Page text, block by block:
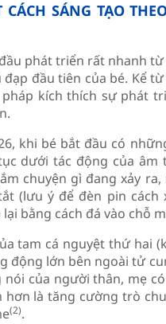
SÁNG TẠO
phát triển rất nhanh
đầu tiên của bé. Kể
kích thích sự phát
khi bé bắt đầu có
dưới tác động của
chuyện gì đang xảy
(lưu ý để đèn pin cách
bằng cách đá vào chỗ
tam cá nguyệt thứ hai
động lớn bên ngoài tử
của người thân, mẹ
hơn là tăng cường trò
(2).